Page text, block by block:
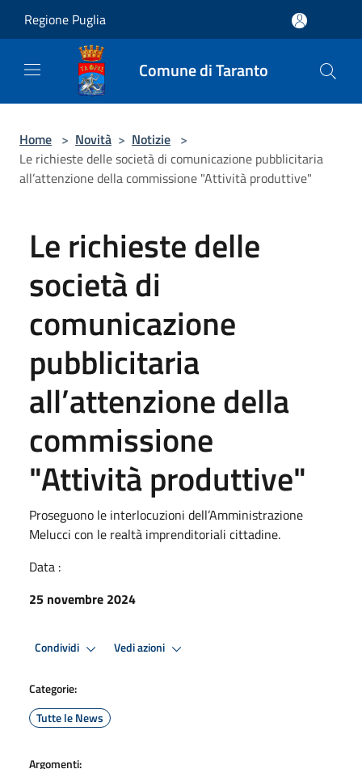
Regione Puglia
Comune di Taranto
Home > Novità > Notizie >
Le richieste delle società di comunicazione pubblicitaria
all’attenzione della commissione "Attività produttive"
Le richieste delle
società di
comunicazione
pubblicitaria
all’attenzione della
commissione
"Attività produttive"
Proseguono le interlocuzioni dell’Amministrazione
Melucci con le realtà imprenditoriali cittadine.
Data :
25 novembre 2024
Condividi Vedi azioni
Categorie:
Tutte le News
Argomenti: